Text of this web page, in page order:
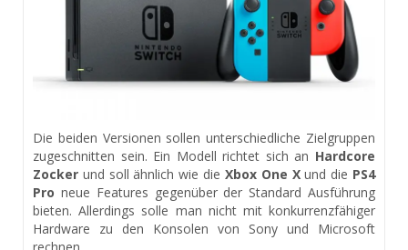
Die beiden Versionen sollen unterschiedliche Zielgruppen
zugeschnitten sein. Ein Modell richtet sich an Hardcore
Zocker und soll ähnlich wie die Xbox One Xund die PS4
Pro neue Features gegenüber der Standard Ausführung
bieten. Allerdings solle man nicht mit konkurrenzfähiger
Hardware zu den Konsolen von Sony und Microsoft
rechnen.